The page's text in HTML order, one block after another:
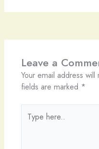
Leave a
Your email address
fields are marked *
here..